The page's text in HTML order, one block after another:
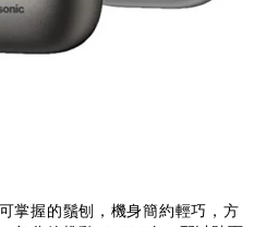
掌握的鬚刨，機身簡約輕巧，方